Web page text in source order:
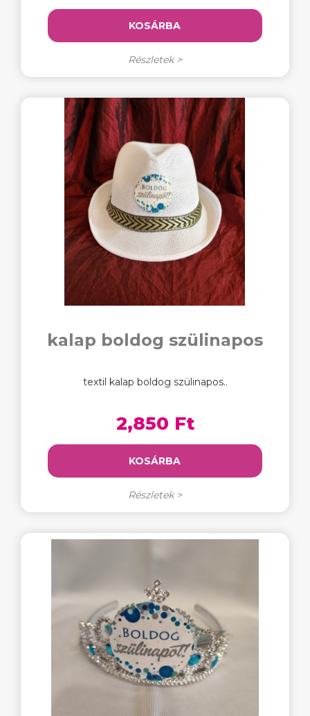
KOSÁRBA
Részletek >
kalap boldog szülinapos
textil kalap boldog szülinapos..
2,850 Ft
KOSÁRBA
Részletek >